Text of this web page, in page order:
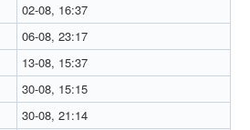
02-08, 16:37
06-08, 23:17
13-08, 15:37
30-08, 15:15
30-08, 21:14